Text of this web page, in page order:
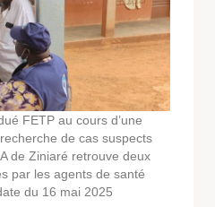
FETP au cours d’une
de cas suspects
de Ziniaré retrouve deux
par les agents de santé
du 16 mai 2025